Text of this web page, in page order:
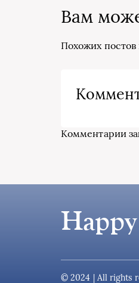
Вам
Похожих
Комментарии
© 2024 | All rights